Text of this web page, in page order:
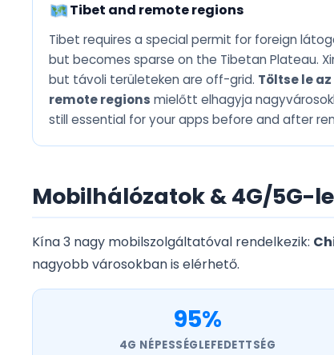
Tibet and remote regions
Tibet requires a special permit for foreign
but becomes sparse on the Tibetan Plateau.
but távoli területeken are off-grid. Töltse le
remote regions mielőtt elhagyja
still essential for your apps before and after
Mobilhálózatok & 4G/5G-
Kína 3 nagy mobilszolgáltatóval rendelkezik:
nagyobb városokban is elérhető.
95%
4G NÉPESSÉGLEFEDETTSÉG